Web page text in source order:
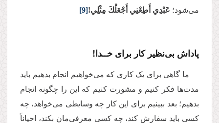
می‌شود؛ عَبْدِي أَطِعْنِي أَجْعَلْكَ مِثْلِي![9]
پاداش بی‌نظیر کار برای خــدا!
ما گاهی برای یک کاری که می‌خواهیم انجام بدهیم باید
مدت‌ها فکر کنیم و مشورت کنیم که این را چگونه انجام
بدهیم؛ بعد ببینیم برای این کار چه وسایطی می‌خواهد، چه
کسی باید سفارش کند، چه کسی معرفی‌مان بکند، احیاناً